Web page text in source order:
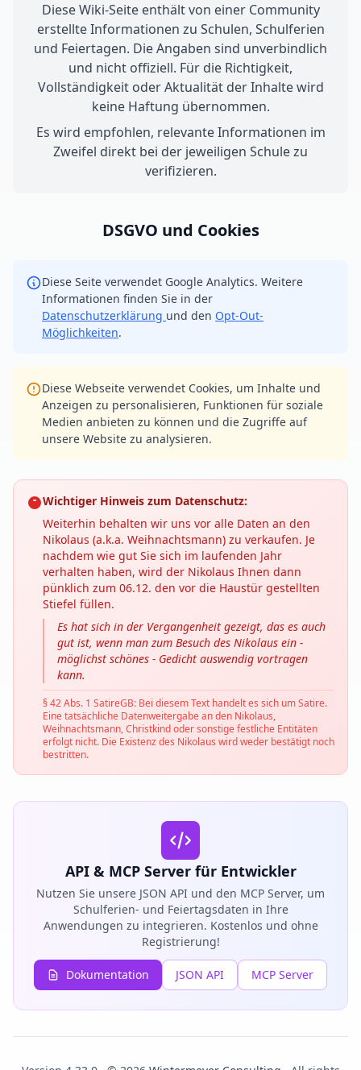
Diese Wiki-Seite enthält von einer Community
erstellte Informationen zu Schulen, Schulferien
und Feiertagen. Die Angaben sind unverbindlich
und nicht offiziell. Für die Richtigkeit,
Vollständigkeit oder Aktualität der Inhalte wird
keine Haftung übernommen.
Es wird empfohlen, relevante Informationen im
Zweifel direkt bei der jeweiligen Schule zu
verifizieren.
DSGVO und Cookies
Diese Seite verwendet Google Analytics. Weitere
Informationen finden Sie in der
Datenschutzerklärung und den Opt-Out-
Möglichkeiten.
Diese Webseite verwendet Cookies, um Inhalte und
Anzeigen zu personalisieren, Funktionen für soziale
Medien anbieten zu können und die Zugriffe auf
unsere Website zu analysieren.
Wichtiger Hinweis zum Datenschutz:
Weiterhin behalten wir uns vor alle Daten an den
Nikolaus (a.k.a. Weihnachtsmann) zu verkaufen. Je
nachdem wie gut Sie sich im laufenden Jahr
verhalten haben, wird der Nikolaus Ihnen dann
pünklich zum 06.12. den vor die Haustür gestellten
Stiefel füllen.
Es hat sich in der Vergangenheit gezeigt, das es auch
gut ist, wenn man zum Besuch des Nikolaus ein -
möglichst schönes - Gedicht auswendig vortragen
kann.
§ 42 Abs. 1 SatireGB: Bei diesem Text handelt es sich um Satire.
Eine tatsächliche Datenweitergabe an den Nikolaus,
Weihnachtsmann, Christkind oder sonstige festliche Entitäten
erfolgt nicht. Die Existenz des Nikolaus wird weder bestätigt noch
bestritten.
API & MCP Server für Entwickler
Nutzen Sie unsere JSON API und den MCP Server, um
Schulferien- und Feiertagsdaten in Ihre
Anwendungen zu integrieren. Kostenlos und ohne
Registrierung!
Dokumentation JSON API MCP Server